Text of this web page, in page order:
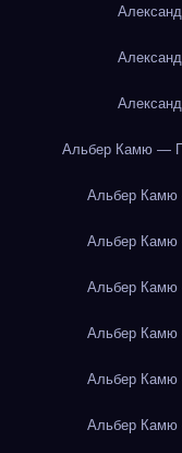
Альбер Камю —
Альбер
Альбер
Альбер
Альбер
Альбер
Альбер